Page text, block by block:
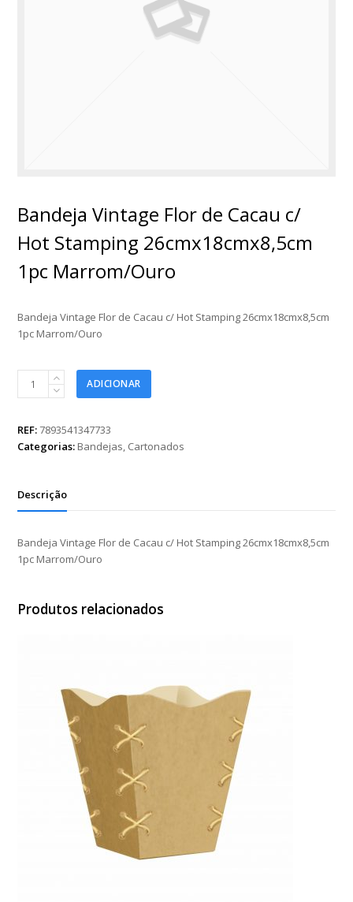
Bandeja Vintage Flor de Cacau c/
Hot Stamping 26cmx18cmx8,5cm
1pc Marrom/Ouro
Bandeja Vintage Flor de Cacau c/ Hot Stamping 26cmx18cmx8,5cm
1pc Marrom/Ouro
Bandeja
de
Cacau
Stamping
26cmx18cmx8,5cm
Marrom/Ouro
quantidade
ADICIONAR
REF:7893541347733
Categorias: Bandejas, Cartonados
Descrição
Bandeja Vintage Flor de Cacau c/ Hot Stamping 26cmx18cmx8,5cm
1pc Marrom/Ouro
Produtos relacionados